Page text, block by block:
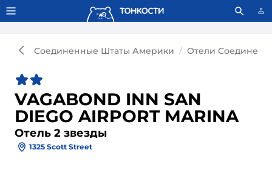
Тонкости используют сookie-файлы. Что это значит?
Соединенные Штаты Америки Отели
VAGABOND INN SAN
DIEGO AIRPORT MARINA
Отель 2 звезды
1325 Scott Street